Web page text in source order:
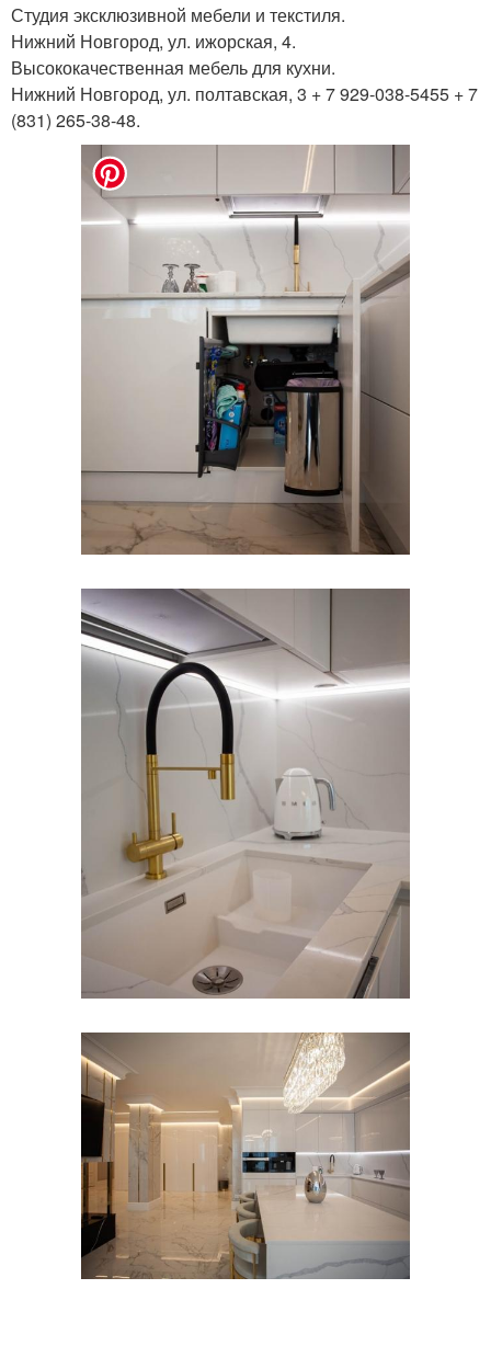
Студия эксклюзивной мебели и текстиля.
Нижний Новгород, ул. ижорская, 4.
Высококачественная мебель для кухни.
Нижний Новгород, ул. полтавская, 3 + 7 929-038-5455 + 7
(831) 265-38-48.